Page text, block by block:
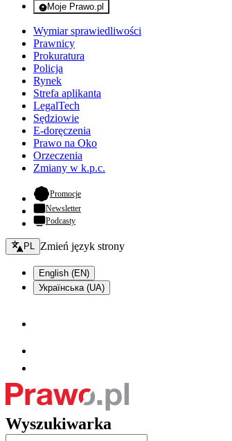
Moje Prawo.pl
- rejestracja i logowanie do serwisu
Wymiar sprawiedliwości
Prawnicy
Prokuratura
Policja
Rynek
Strefa aplikanta
LegalTech
Sędziowie
E-doręczenia
Prawo na Oko
Orzeczenia
Zmiany w k.p.c.
Promocje- otwiera się w nowej karcie
Newsletter
Podcasty
Zmień język - bieżący:
PL Zmień język strony
English (EN)
Українська (UA)
Wyszukiwarka